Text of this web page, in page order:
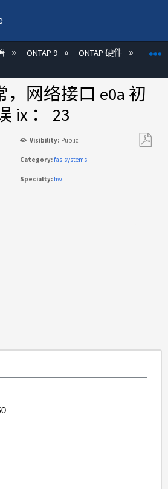
层次ONTAP 9 ONTAP 硬件
，网络接口 e0a 初
ix ： 23
Visibility: Public
Category:fas-systems
Specialty: hw